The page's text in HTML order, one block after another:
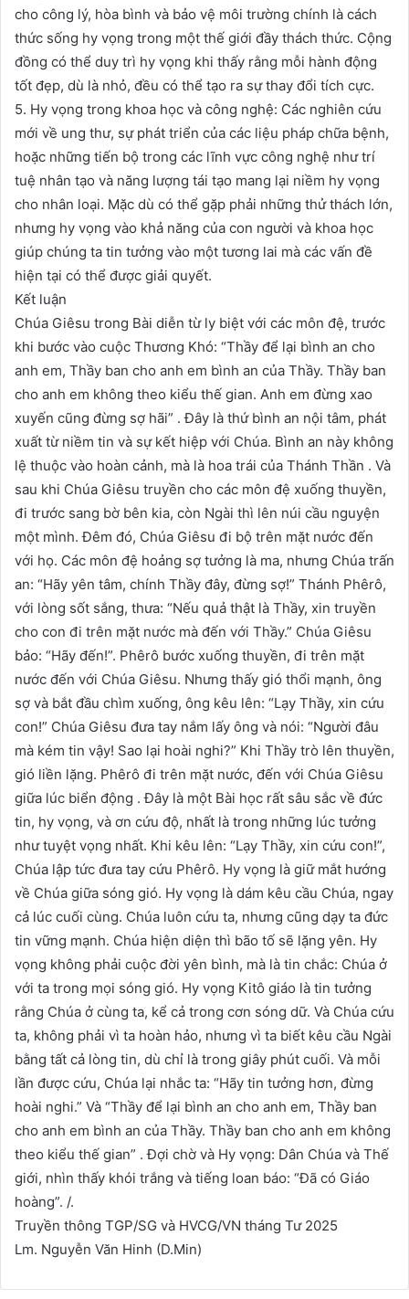
cho công lý, hòa bình và bảo vệ môi trường chính là cách
thức sống hy vọng trong một thế giới đầy thách thức. Cộng
đồng có thể duy trì hy vọng khi thấy rằng mỗi hành động
tốt đẹp, dù là nhỏ, đều có thể tạo ra sự thay đổi tích cực.
5. Hy vọng trong khoa học và công nghệ: Các nghiên cứu
mới về ung thư, sự phát triển của các liệu pháp chữa bệnh,
hoặc những tiến bộ trong các lĩnh vực công nghệ như trí
tuệ nhân tạo và năng lượng tái tạo mang lại niềm hy vọng
cho nhân loại. Mặc dù có thể gặp phải những thử thách lớn,
nhưng hy vọng vào khả năng của con người và khoa học
giúp chúng ta tin tưởng vào một tương lai mà các vấn đề
hiện tại có thể được giải quyết.
Kết luận
Chúa Giêsu trong Bài diễn từ ly biệt với các môn đệ, trước
khi bước vào cuộc Thương Khó: “Thầy để lại bình an cho
anh em, Thầy ban cho anh em bình an của Thầy. Thầy ban
cho anh em không theo kiểu thế gian. Anh em đừng xao
xuyến cũng đừng sợ hãi” . Đây là thứ bình an nội tâm, phát
xuất từ niềm tin và sự kết hiệp với Chúa. Bình an này không
lệ thuộc vào hoàn cảnh, mà là hoa trái của Thánh Thần . Và
sau khi Chúa Giêsu truyền cho các môn đệ xuống thuyền,
đi trước sang bờ bên kia, còn Ngài thì lên núi cầu nguyện
một mình. Đêm đó, Chúa Giêsu đi bộ trên mặt nước đến
với họ. Các môn đệ hoảng sợ tưởng là ma, nhưng Chúa trấn
an: “Hãy yên tâm, chính Thầy đây, đừng sợ!” Thánh Phêrô,
với lòng sốt sắng, thưa: “Nếu quả thật là Thầy, xin truyền
cho con đi trên mặt nước mà đến với Thầy.” Chúa Giêsu
bảo: “Hãy đến!”. Phêrô bước xuống thuyền, đi trên mặt
nước đến với Chúa Giêsu. Nhưng thấy gió thổi mạnh, ông
sợ và bắt đầu chìm xuống, ông kêu lên: “Lạy Thầy, xin cứu
con!” Chúa Giêsu đưa tay nắm lấy ông và nói: “Người đâu
mà kém tin vậy! Sao lại hoài nghi?” Khi Thầy trò lên thuyền,
gió liền lặng. Phêrô đi trên mặt nước, đến với Chúa Giêsu
giữa lúc biển động . Đây là một Bài học rất sâu sắc về đức
tin, hy vọng, và ơn cứu độ, nhất là trong những lúc tưởng
như tuyệt vọng nhất. Khi kêu lên: “Lạy Thầy, xin cứu con!”,
Chúa lập tức đưa tay cứu Phêrô. Hy vọng là giữ mắt hướng
về Chúa giữa sóng gió. Hy vọng là dám kêu cầu Chúa, ngay
cả lúc cuối cùng. Chúa luôn cứu ta, nhưng cũng dạy ta đức
tin vững mạnh. Chúa hiện diện thì bão tố sẽ lặng yên. Hy
vọng không phải cuộc đời yên bình, mà là tin chắc: Chúa ở
với ta trong mọi sóng gió. Hy vọng Kitô giáo là tin tưởng
rằng Chúa ở cùng ta, kể cả trong cơn sóng dữ. Và Chúa cứu
ta, không phải vì ta hoàn hảo, nhưng vì ta biết kêu cầu Ngài
bằng tất cả lòng tin, dù chỉ là trong giây phút cuối. Và mỗi
lần được cứu, Chúa lại nhắc ta: “Hãy tin tưởng hơn, đừng
hoài nghi.” Và “Thầy để lại bình an cho anh em, Thầy ban
cho anh em bình an của Thầy. Thầy ban cho anh em không
theo kiểu thế gian” . Đợi chờ và Hy vọng: Dân Chúa và Thế
giới, nhìn thấy khói trắng và tiếng loan báo: “Đã có Giáo
hoàng”. /.
Truyền thông TGP/SG và HVCG/VN tháng Tư 2025
Lm. Nguyễn Văn Hinh (D.Min)